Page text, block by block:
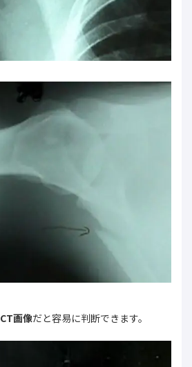
CT画像だと容易に判断できます。